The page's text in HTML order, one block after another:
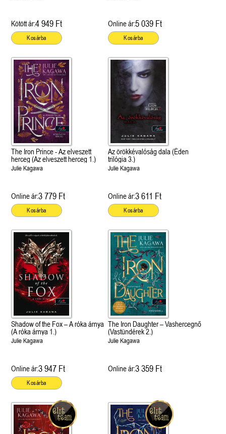
cél (Off-Campus 4.)
olvasható!
21.
Grace and Glory - Kegyelem és
dicsőség (Az Előhírnök-trilógia
3.)
Különleges éldekorált kiadás!
31.
Bad Girl Reputation
lány (Avalon Bay 2.)
Kötött ár:4 949 Ft
Kosárba
Online ár:5 039 Ft
Kosárba
The Iron Prince - Az elveszett
herceg (Az elveszett herceg 1.)
Julie Kagawa
Online ár:3 779 Ft
Kosárba
Az örökkévalóság dala (Éden
trilógia 3.)
Julie Kagawa
Online ár:3 611 Ft
Kosárba
Shadow of the Fox – A róka árnya
(A róka árnya 1.)
Julie Kagawa
Online ár:3 947 Ft
Kosárba
The Iron Daughter – Vashercegnő
(Vastündérek 2.)
Julie Kagawa
Online ár:3 359 Ft